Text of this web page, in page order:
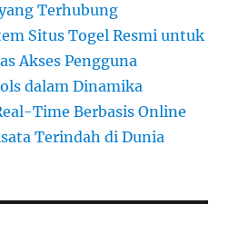
Terhubung
Situs Togel Resmi untuk
Akses Pengguna
dalam Dinamika
Time Berbasis Online
Terindah di Dunia